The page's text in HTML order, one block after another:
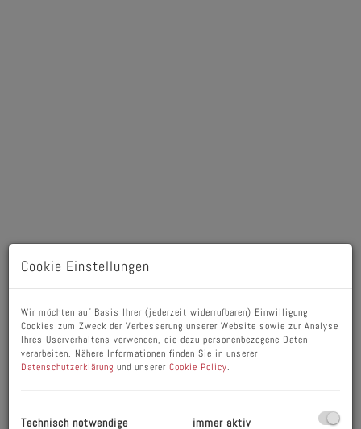
Beschreibung
Zum Verkauf stehen bis zu 4 Grundstücke - gerne
Willkommen in der idyllischen Gemeinde Schlins,
Cookie Einstellungen
Wir möchten auf Basis Ihrer (jederzeit widerrufbaren) Einwilligung
Cookies zum Zweck der Verbesserung unserer Website sowie zur Analyse
Ihres Userverhaltens verwenden, die dazu personenbezogene Daten
verarbeiten. Nähere Informationen finden Sie in unserer
Datenschutzerklärung und unserer Cookie Policy.
Technisch notwendige
immer aktiv